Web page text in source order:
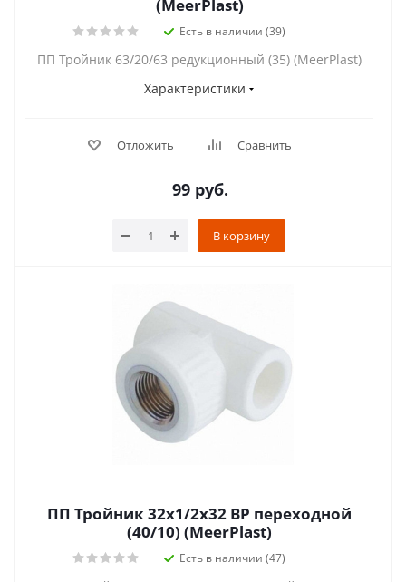
(MeerPlast)
Есть в наличии (39)
ПП Тройник 63/20/63 редукционный (35) (MeerPlast)
Характеристики
Отложить Сравнить
99руб.
В корзину
ПП Тройник 32х1/2х32 ВР переходной
(40/10) (MeerPlast)
Есть в наличии (47)